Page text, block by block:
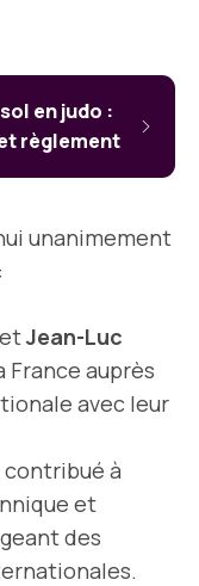
en judo :
règlement
unanimement
etJean-Luc
auprès
avec leur
contribué à
et
des